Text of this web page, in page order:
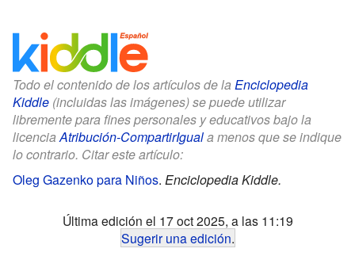
Todo el contenido de los artículos de la Enciclopedia
Kiddle (incluidas las imágenes) se puede utilizar
libremente para fines personales y educativos bajo la
licenciaAtribución-CompartirIguala menos que se indique
lo contrario. Citar este artículo:
Oleg Gazenko para Niños. Enciclopedia Kiddle.
Última edición el 17 oct 2025, a las 11:19
Sugerir una edición.